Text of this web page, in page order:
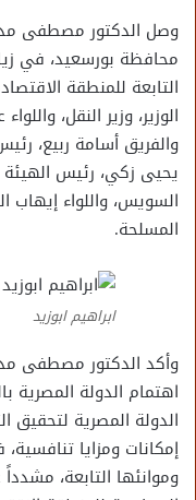
وصل الدكتور مصطفى
محافظة بورسعيد، في
التابعة للمنطقة
الوزير، وزير النقل،
والفريق أسامة ربيع،
يحيى زكي، رئيس الهيئة
السويس، واللواء إيهاب
المسلحة.
ابراهيم ابوزيد
وأكد الدكتور مصطفى
اهتمام الدولة المصرية
الدولة المصرية لتحقيق
إمكانات ومزايا
وموانئها التابعة،